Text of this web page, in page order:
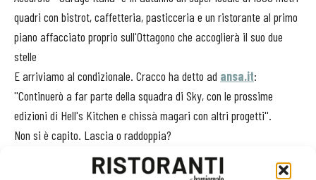
quadri con bistrot, caffetteria, pasticceria e un ristorante al primo
piano affacciato proprio sull'Ottagono che accoglierà il suo due
stelle
E arriviamo al condizionale. Cracco ha detto ad ansa.it:
''Continuerò a far parte della squadra di Sky, con le prossime
edizioni di Hell's Kitchen e chissà magari con altri progetti''.
Non si è capito. Lascia o raddoppia?